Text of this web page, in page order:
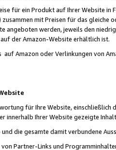
für ein Produkt auf Ihrer Website
zusammen mit Preisen für das
angeboten werden, jeweils den
der Amazon-Website erhältlich ist.
Amazon oder Verlinkungen von
für Ihre Website,
innerhalb Ihrer Website gezeigte
die gesamte damit verbundene
Partner-Links und